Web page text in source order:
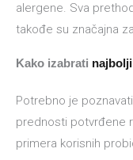
alergene. Sva
takođe su značajna
Kako izabrati
Potrebno je
prednosti potvrđene
primera korisnih